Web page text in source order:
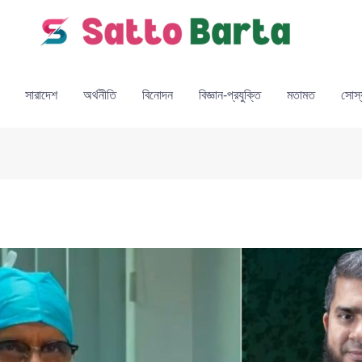
সারাদেশ অর্থনীতি বিনোদন বিজ্ঞান-প্রযুক্তি মতামত